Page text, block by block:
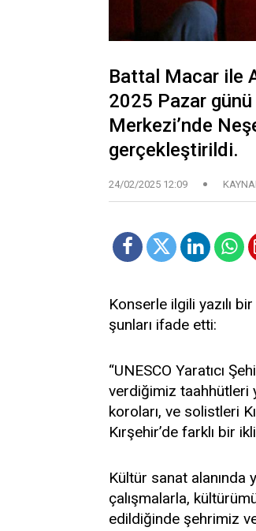
Battal Macar ile
2025 Pazar
Merkezi’nde
gerçekleştirildi.
24/02/2025 12:09
Konserle ilgili yazılı
şunları ifade etti:
“UNESCO Yaratıcı
verdiğimiz taahhütleri
koroları, ve solistleri
Kırşehir’de farklı bir
Kültür sanat alanında
çalışmalarla,
edildiğinde şehrimiz